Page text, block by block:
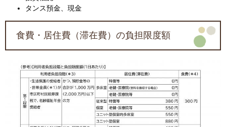
タンス預金、現金
食費・居住費（滞在費）の負担限度額